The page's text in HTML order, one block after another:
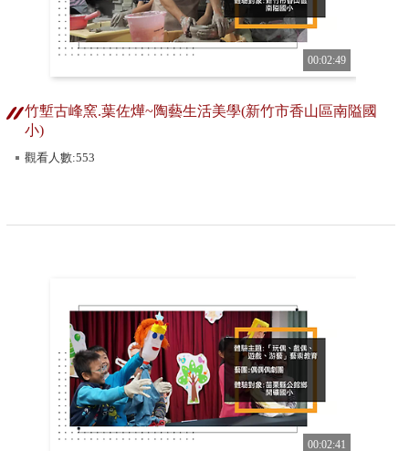
00:02:49
竹塹古峰窯.葉佐燁~陶藝生活美學(新竹市香山區南隘國
小)
觀看人數:553
00:02:41